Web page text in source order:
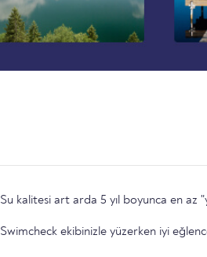
Su kalitesi art arda 5 yıl boyunca en az
Swimcheck ekibinizle yüzerken iyi